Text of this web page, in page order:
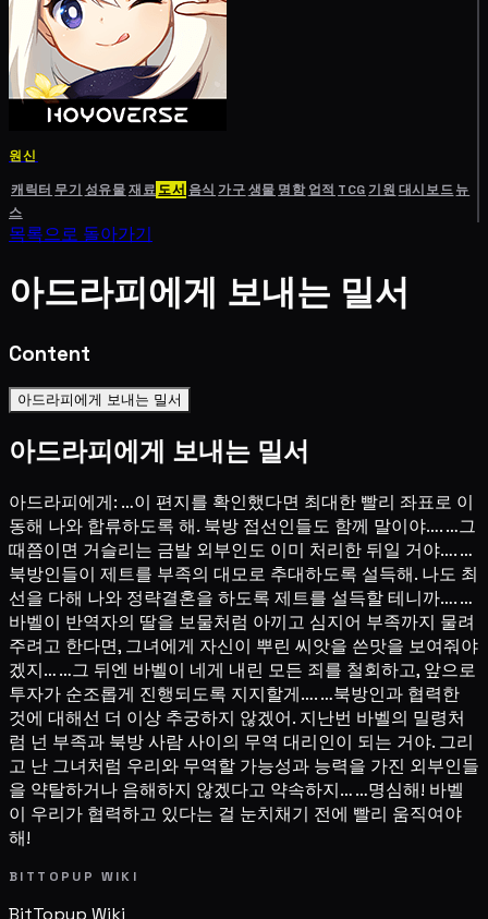
원신
캐릭터 무기 성유물재료도서 음식 가구생물 명함 업적 TCG기원 대시보드뉴
스
목록으로 돌아가기
아드라피에게 보내는 밀서
Content
아드라피에게 보내는 밀서
아드라피에게 보내는 밀서
아드라피에게: …이 편지를 확인했다면 최대한 빨리 좌표로 이
동해 나와 합류하도록 해. 북방 접선인들도 함께 말이야…. …그
때쯤이면 거슬리는 금발 외부인도 이미 처리한 뒤일 거야…. …
북방인들이 제트를 부족의 대모로 추대하도록 설득해. 나도 최
선을 다해 나와 정략결혼을 하도록 제트를 설득할 테니까…. …
바벨이 반역자의 딸을 보물처럼 아끼고 심지어 부족까지 물려
주려고 한다면, 그녀에게 자신이 뿌린 씨앗을 쓴맛을 보여줘야
겠지… …그 뒤엔 바벨이 네게 내린 모든 죄를 철회하고, 앞으로
투자가 순조롭게 진행되도록 지지할게…. …북방인과 협력한
것에 대해선 더 이상 추궁하지 않겠어. 지난번 바벨의 밀령처
럼 넌 부족과 북방 사람 사이의 무역 대리인이 되는 거야. 그리
고 난 그녀처럼 우리와 무역할 가능성과 능력을 가진 외부인들
을 약탈하거나 음해하지 않겠다고 약속하지… …명심해! 바벨
이 우리가 협력하고 있다는 걸 눈치채기 전에 빨리 움직여야
해!
BITTOPUP WIKI